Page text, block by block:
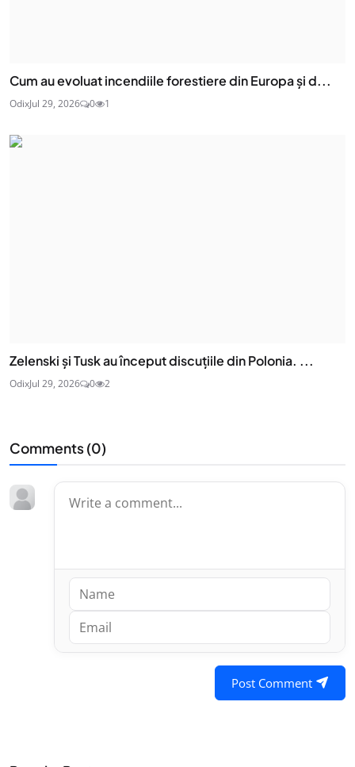
Cum au evoluat incendiile forestiere din Europa și d...
OdixJul 29, 2026 0 1
Zelenski și Tusk au început discuțiile din Polonia. ...
OdixJul 29, 2026 0 2
Comments (0)
Post Comment